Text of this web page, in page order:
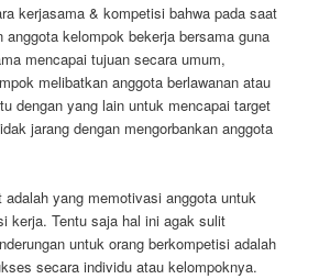
kerjasama & kompetisi bahwa pada saat
kelompok bekerja bersama guna
mencapai tujuan secara umum,
melibatkan anggota berlawanan atau
dengan yang lain untuk mencapai target
jarang dengan mengorbankan anggota
yang memotivasi anggota untuk
kerja. Tentu saja hal ini agak sulit
untuk orang berkompetisi adalah
secara individu atau kelompoknya.